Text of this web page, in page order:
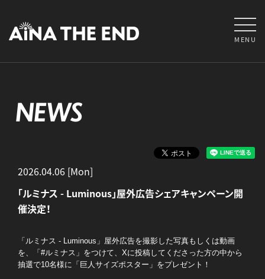
MENU
NEWS
2026.04.06 [Mon]
「ルミナス - Luminous」屋外広告シェアキャンペーン開
催決定！
「ルミナス - Luminous」屋外広告を撮影した写真もしくは動画
を、「#ルミナス」をつけて、Xに投稿してくださった方の中から
抽選で10名様に「巨人サイズポスター」をプレゼント！